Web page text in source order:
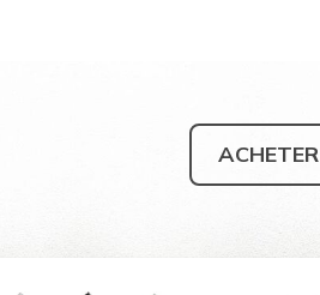
ACHETER